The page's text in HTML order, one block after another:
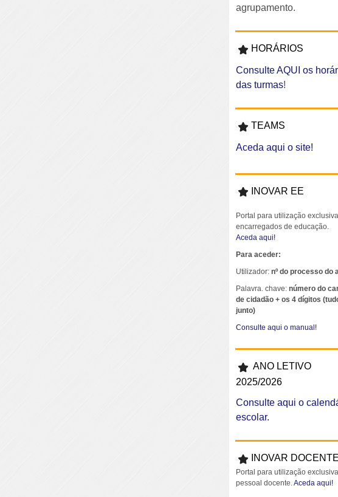
agrupamento.
HORÁRIOS
Consulte AQUI os
das turmas!
TEAMS
Aceda aqui o site!
INOVAR EE
Portal para utilização
encarregados de educação.
Aceda aqui!
Para aceder:
Utilizador: nº do processo do
Palavra. chave:número do
de cidadão + os 4 dígitos
junto)
Consulte aqui o manual!
ANO LETIVO
2025/2026
Consulte aqui o
escolar.
INOVAR
Portal para utilização
pessoal docente.Aceda aqui!